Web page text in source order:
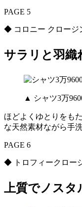
PAGE 5
◆ コロニー クロージ
サラリと羽織
▲ シャツ3万
ほどよくゆとりをも
な天然素材ながら手
PAGE 6
◆ トロフィークロー
上質でノスタ